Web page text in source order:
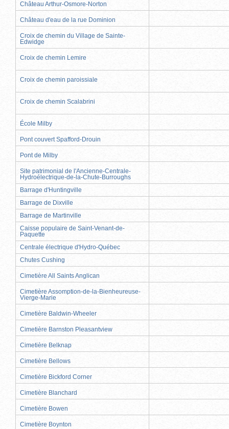
Château Arthur-Osmore-Norton
Château d'eau de la rue Dominion
Croix de chemin du Village de Sainte-
Edwidge
Croix de chemin Lemire
Croix de chemin paroissiale
Croix de chemin Scalabrini
École Milby
Pont couvert Spafford-Drouin
Pont de Milby
Site patrimonial de l'Ancienne-Centrale-
Hydroélectrique-de-la-Chute-Burroughs
Barrage d'Huntingville
Barrage de Dixville
Barrage de Martinville
Caisse populaire de Saint-Venant-de-
Paquette
Centrale électrique d'Hydro-Québec
Chutes Cushing
Cimetière All Saints Anglican
Cimetière Assomption-de-la-Bienheureuse-
Vierge-Marie
Cimetière Baldwin-Wheeler
Cimetière Barnston Pleasantview
Cimetière Belknap
Cimetière Bellows
Cimetière Bickford Corner
Cimetière Blanchard
Cimetière Bowen
Cimetière Boynton